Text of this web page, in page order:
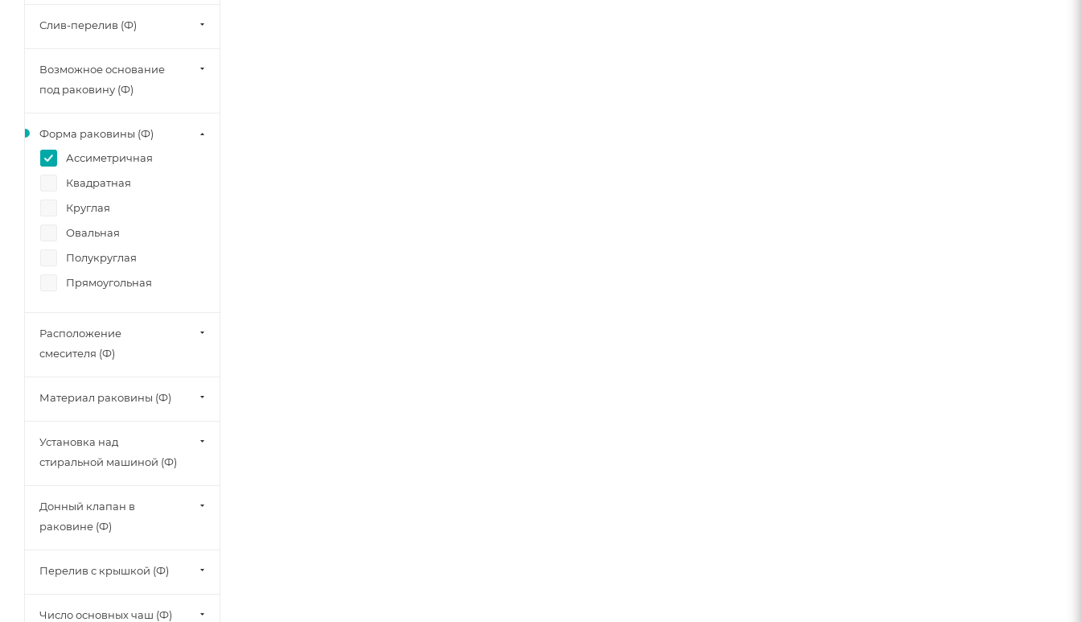
Слив-перелив (Ф)
Возможное основание
под раковину (Ф)
Форма раковины (Ф)
Ассиметричная
Квадратная
Круглая
Овальная
Полукруглая
Прямоугольная
Расположение
смесителя (Ф)
Материал раковины (Ф)
Установка над
стиральной машиной (Ф)
Донный клапан в
раковине (Ф)
Перелив с крышкой (Ф)
Число основных чаш (Ф)